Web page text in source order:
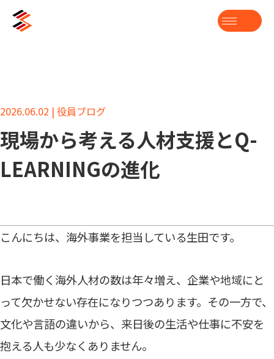
2026.06.02 | 役員ブログ
現場から考える人材支援とQ-
LEARNINGの進化
こんにちは、海外事業を担当している生田です。
日本で働く海外人材の数は年々増え、企業や地域にと
って欠かせない存在になりつつあります。その一方で、
文化や言語の違いから、来日後の生活や仕事に不安を
抱える人も少なくありません。